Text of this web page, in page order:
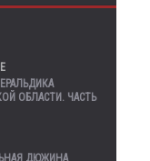
ОБЛАСТИ. ЧАСТЬ
ДЮЖИНА